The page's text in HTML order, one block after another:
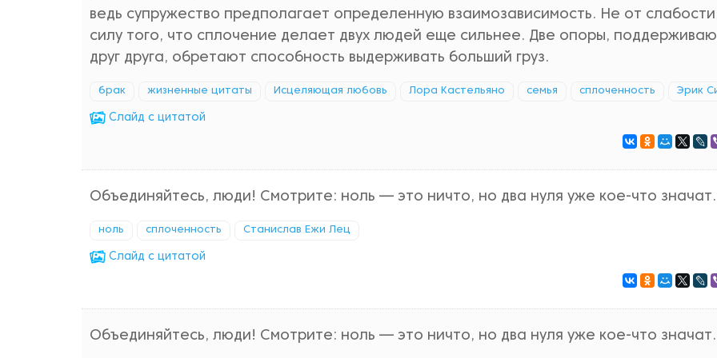
ведь супружество предполагает определенную взаимозависимость. Не от
силу того, что сплочение делает двух людей еще сильнее. Две опоры,
друг друга, обретают способность выдерживать больший груз.
брак жизненные цитаты Исцеляющая любовь Лора Кастельяно семья сплоченность Эрик
Cлайд с цитатой
Объединяйтесь, люди! Смотрите: ноль — это ничто, но два нуля уже кое-что значат.
ноль сплоченность Станислав Ежи Лец
Cлайд с цитатой
Объединяйтесь, люди! Смотрите: ноль — это ничто, но два нуля уже кое-что значат.